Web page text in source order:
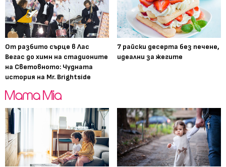
От разбито сърце в Лас
Вегас до химн на стадионите
на Световното: Чудната
история на Mr. Brightside
7 райски десерта без печене,
идеални за жегите